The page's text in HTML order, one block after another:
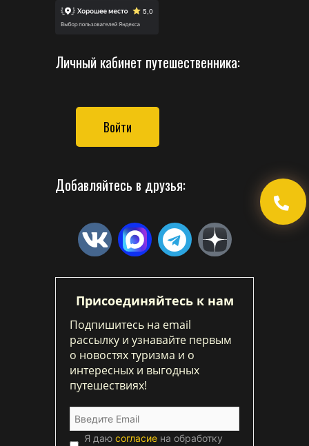
Личный кабинет путешественника:
Войти
Добавляйтесь в друзья:
Присоединяйтесь к нам
Подпишитесь на email
рассылку и узнавайте первым
о новостях туризма и о
интересных и выгодных
путешествиях!
Я даю согласие на обработку